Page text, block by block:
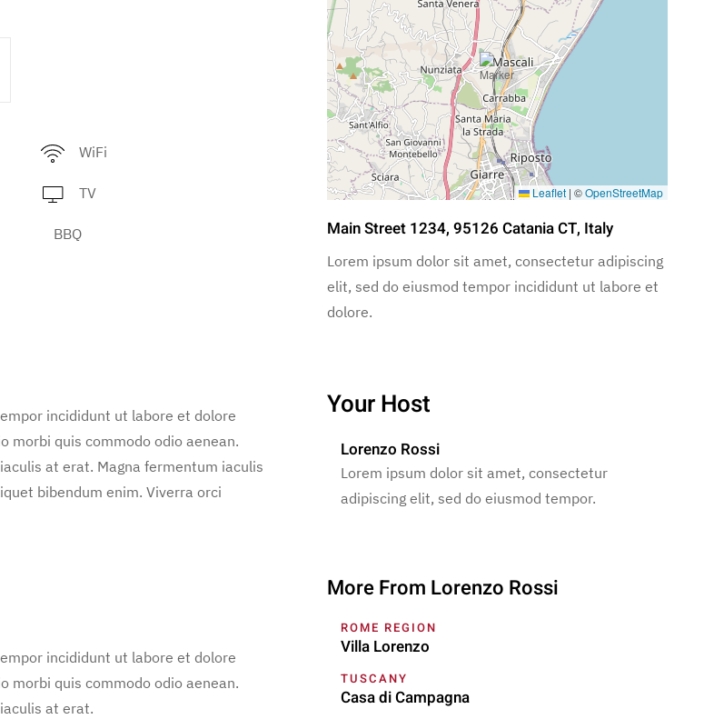
WiFi
TV
BBQ
incididunt ut labore et dolore
morbi quis commodo odio aenean.
at erat. Magna fermentum iaculis
bibendum enim. Viverra orci
incididunt ut labore et dolore
morbi quis commodo odio aenean.
at erat.
Leaflet | ©OpenStreetMap
Main Street 1234, 95126 Catania CT, Italy
Lorem ipsum dolor sit amet, consectetur adipiscing
elit, sed do eiusmod tempor incididunt ut labore et
dolore.
Your Host
Lorenzo Rossi
Lorem ipsum dolor sit amet, consectetur
adipiscing elit, sed do eiusmod tempor.
More From Lorenzo Rossi
ROME REGION
Villa Lorenzo
TUSCANY
Casa di Campagna